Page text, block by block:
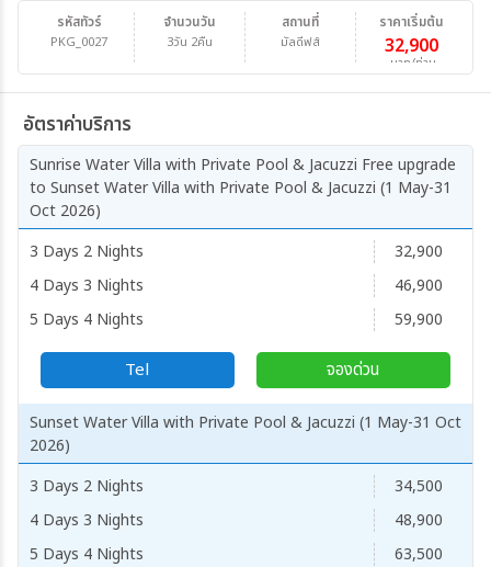
รหัสทัวร์
PKG_0027
สถานที่
มัลดีฟส์
จำนวนวัน
3วัน 2คืน
ราคาเริ่มต้น
32,900
บาท/ท่าน
อัตราค่าบริการ
Sunrise Water Villa with Private Pool & Jacuzzi Free upgrade
to Sunset Water Villa with Private Pool & Jacuzzi (1 May-31
Oct 2026)
3 Days 2 Nights
32,900
4 Days 3 Nights
46,900
5 Days 4 Nights
59,900
Tel จองด่วน
Sunset Water Villa with Private Pool & Jacuzzi (1 May-31 Oct
2026)
3 Days 2 Nights
34,500
4 Days 3 Nights
48,900
5 Days 4 Nights
63,500